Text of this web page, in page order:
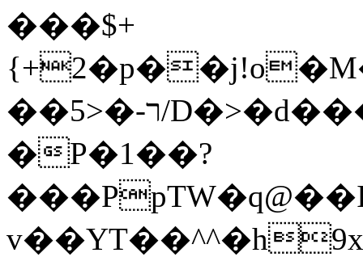
���$+
��ר-�<5/D�>�d�����1!u8JP�@TE�
�P�1��?